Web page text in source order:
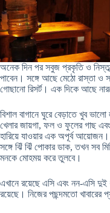
অনেক দিন পর সবুজ প্রকৃতি ও
পাবেন। সঙ্গে আছে মেঠো রাস্তা ও
গোছানো রিসর্ট। এক দিকে আছে
বিশাল বাগানে ঘুরে বেড়াতে খুব
খেলার জায়গা, ফল ও ফুলের গাছ এবং
হারিয়ে যাওয়ার এক অপূর্ব
সঙ্গে ঝিঁ ঝিঁ পোকার ডাক, তখন সব
মনকে মোহময় করে তুলবে।
এখানে রয়েছে এসি এবং নন-এসি দুই
রয়েছে। নিজের পছন্দমতো খাবারের